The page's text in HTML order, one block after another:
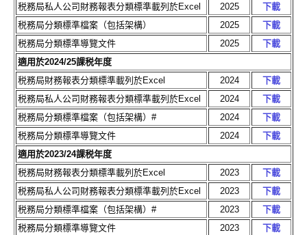
税務局私人公司財務報表分類標準載列於Excel
2025
下載
税務局分類標準檔案（包括架構）
2025
下載
税務局分類標準導覽文件
2025
下載
適用於2024/25課税年度
税務局財務報表分類標準載列於Excel
2024
下載
税務局私人公司財務報表分類標準載列於Excel
2024
下載
税務局分類標準檔案（包括架構）#
2024
下載
税務局分類標準導覽文件
2024
下載
適用於2023/24課税年度
税務局財務報表分類標準載列於Excel
2023
下載
税務局私人公司財務報表分類標準載列於Excel
2023
下載
税務局分類標準檔案（包括架構）#
2023
下載
税務局分類標準導覽文件
2023 下載